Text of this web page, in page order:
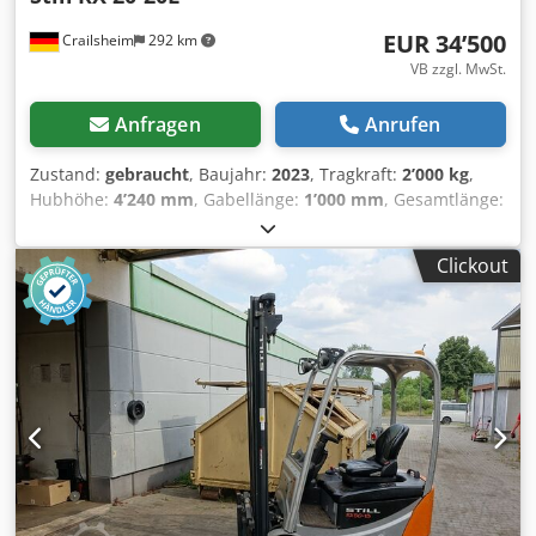
Crailsheim 292 km EUR 34’500
VB zzgl. MwSt.
Anfragen Anrufen
Zustand: gebraucht, Baujahr: 2023, Tragkraft: 2’000 kg,
Hubhöhe: 4’240 mm, Gabellänge: 1’000 mm, Gesamtlänge:
, - Bedienung: Sitz - Lastschwerpunkt: 500 mm -
Lastabstand 388 mm - Achslast mit Last vorn/hinten:
4860/623 kg - Achslast ohne Last vorn/hinten 1689/1794kg -
Spurweite vorn/hinten 942/172 mm - Neigung
Hubgerüst/Gabelträger vor/zurück α/β 5/6 ° - Höhe über
Schutzdach (niedrige Variante) 2035 (1949) mm -
Sitzhöhe/Standhöhe 965 mm - Kupplunghöhe 473 mm -
Gabelträger DIN 15173, Klasse/Form A, B: ISO II A -
Arbeitsgangbreite bei Palette 1000 x 1200 quer 3390 mm -
Arbeitsgangbreite bei Palette 800 x 1200 längs 3516 mm -
Wenderadius 1678 mm - Fahrgeschwindigkeit (Blue-
Q/Normal/Sprint) mit Last 16/16/20 km/h -
Fahrgeschwindigkeit (Blue-Q/Normal/Sprint) ohne Last
Clickout